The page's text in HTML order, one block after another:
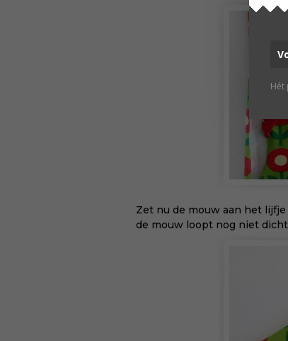
Zet nu de mouw aan het
de mouw loopt nog niet
Hét